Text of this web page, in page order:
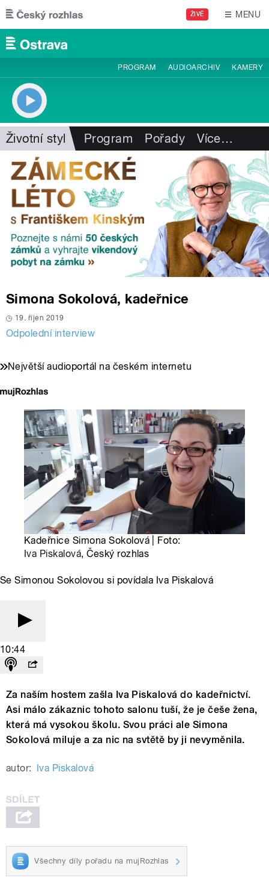
Přejít k hlavnímu obsahu
ŽIVĚ MENU
PROGRAM AUDIOARCHIV KAMERY
Životní styl Program Pořady Více…
Simona Sokolová, kadeřnice
19. říjen 2019
Odpolední interview
Největší audioportál na českém internetu
Kadeřnice Simona Sokolová | Foto:
Iva Piskalová, Český rozhlas
Se Simonou Sokolovou si povídala Iva Piskalová
10:44
Za naším hostem zašla Iva Piskalová do kadeřnictví.
Asi málo zákaznic tohoto salonu tuší, že je češe žena,
která má vysokou školu. Svou práci ale Simona
Sokolová miluje a za nic na svtětě by ji nevyměnila.
autor: Iva Piskalová
Všechny díly pořadu na mujRozhlas